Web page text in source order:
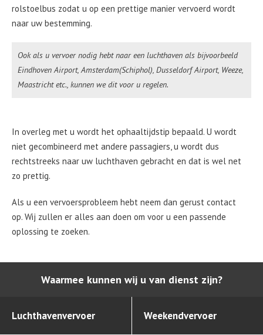
rolstoelbus zodat u op een prettige manier vervoerd wordt
naar uw bestemming.
Ook als u vervoer nodig hebt naar een luchthaven als bijvoorbeeld
Eindhoven Airport, Amsterdam(Schiphol), Dusseldorf Airport, Weeze,
Maastricht etc., kunnen we dit voor u regelen.
In overleg met u wordt het ophaaltijdstip bepaald. U wordt
niet gecombineerd met andere passagiers, u wordt dus
rechtstreeks naar uw luchthaven gebracht en dat is wel net
zo prettig.
Als u een vervoersprobleem hebt neem dan gerust contact
op. Wij zullen er alles aan doen om voor u een passende
oplossing te zoeken.
Waarmee kunnen wij u van dienst zijn?
Luchthavenvervoer Weekendvervoer